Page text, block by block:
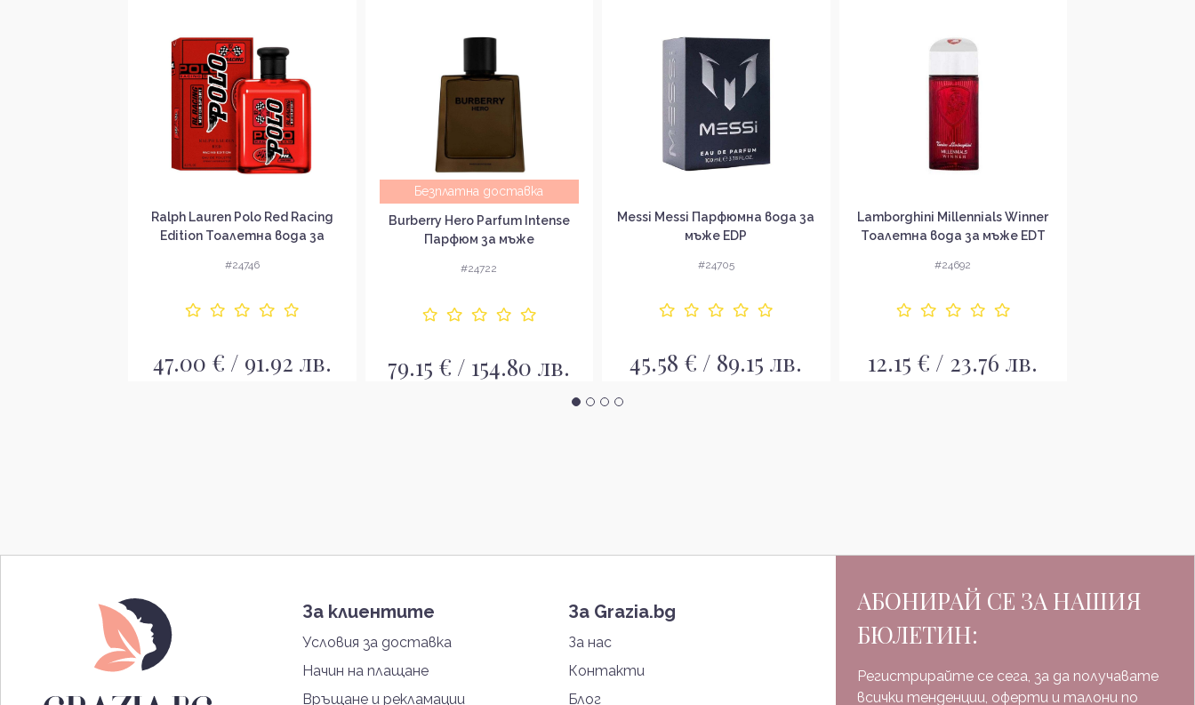
Ralph Lauren Polo Red Racing
Edition Тоалетна вода за
#24746
47.00 € / 91.92 лв.
Безплатна доставка
Burberry Hero Parfum Intense
Парфюм за мъже
#24722
79.15 € / 154.80 лв.
Messi Messi Парфюмна вода за
мъже EDP
#24705
45.58 € / 89.15 лв.
Lamborghini Millennials Winner
Тоалетна вода за мъже EDT
#24692
12.15 € / 23.76 лв.
За клиентите
Условия за доставка
Начин на плащане
Връщане и рекламации
За Grazia.bg
За нас
Контакти
Блог
АБОНИРАЙ СЕ ЗА НАШИЯ
БЮЛЕТИН:
Регистрирайте се сега, за да получавате
всички тенденции, оферти и талони по